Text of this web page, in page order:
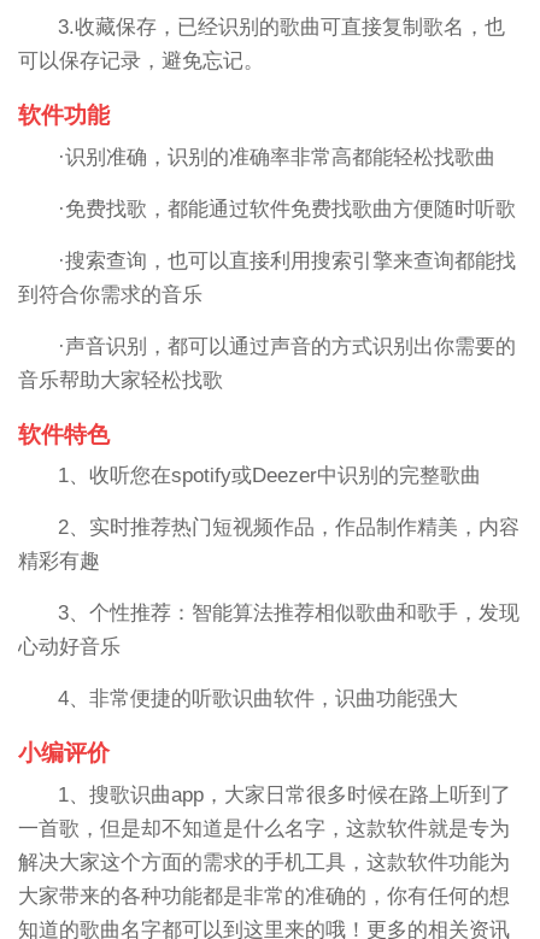
3.收藏保存，已经识别的歌曲可直接复制歌名，也
可以保存记录，避免忘记。
软件功能
·识别准确，识别的准确率非常高都能轻松找歌曲
·免费找歌，都能通过软件免费找歌曲方便随时听歌
·搜索查询，也可以直接利用搜索引擎来查询都能找
到符合你需求的音乐
·声音识别，都可以通过声音的方式识别出你需要的
音乐帮助大家轻松找歌
软件特色
1、收听您在spotify或Deezer中识别的完整歌曲
2、实时推荐热门短视频作品，作品制作精美，内容
精彩有趣
3、个性推荐：智能算法推荐相似歌曲和歌手，发现
心动好音乐
4、非常便捷的听歌识曲软件，识曲功能强大
小编评价
1、搜歌识曲app，大家日常很多时候在路上听到了
一首歌，但是却不知道是什么名字，这款软件就是专为
解决大家这个方面的需求的手机工具，这款软件功能为
大家带来的各种功能都是非常的准确的，你有任何的想
知道的歌曲名字都可以到这里来的哦！更多的相关资讯